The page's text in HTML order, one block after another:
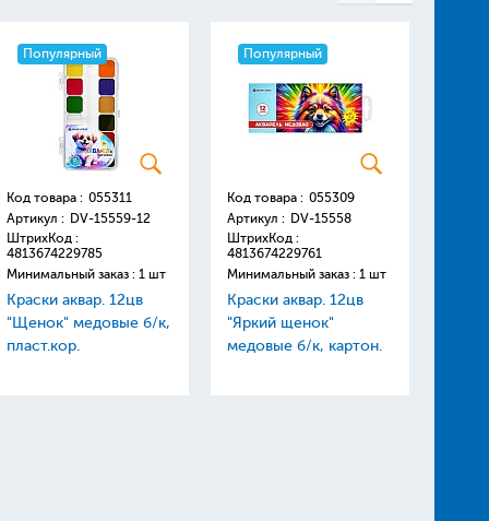
Популярный
Код товара : 055311
Артикул : DV-15559-12
ШтрихКод :
4813674229785
Минимальный заказ : 1 шт
Краски аквар. 12цв
"Щенок" медовые б/к,
пласт.кор.
Популярный
Код товара : 055309
Артикул : DV-15558
ШтрихКод :
4813674229761
Минимальный заказ : 1 шт
Краски аквар. 12цв
"Яркий щенок"
медовые б/к, картон.